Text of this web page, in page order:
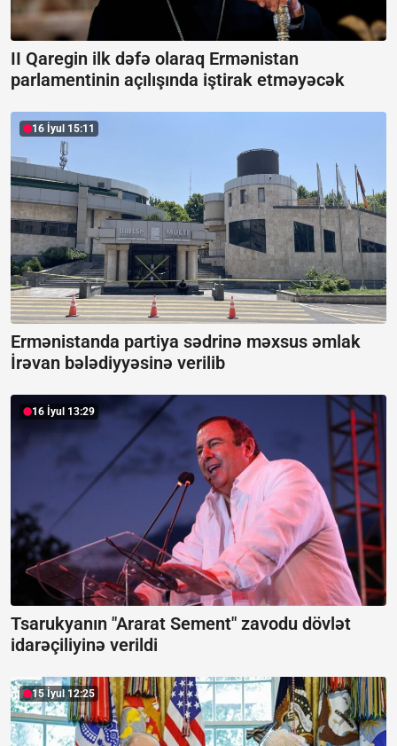
II Qaregin ilk dəfə olaraq Ermənistan
parlamentinin açılışında iştirak etməyəcək
16 İyul 15:11
Ermənistanda partiya sədrinə məxsus əmlak
İrəvan bələdiyyəsinə verilib
16 İyul 13:29
Tsarukyanın "Ararat Sement" zavodu dövlət
idarəçiliyinə verildi
15 İyul 12:25